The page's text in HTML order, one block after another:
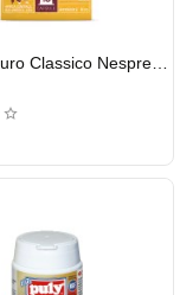
Caffè Mauro Classico Nespresso Kapsül